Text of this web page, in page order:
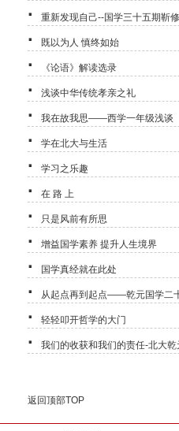
· 重新发现自己--国学三十五期靳
· 既以为人 慎终如始
· 《论语》解读选录
· 浅谈中华传统孝亲之礼
· 我在故我思——西学一年级浅谈
· 学在北大与生活
· 学习之乐趣
· 在 路 上
· 只是风前有所思
· 增益国学素养 提升人生境界
· 国学真经就在此处
· 从起点再到起点——乾元国学二
· 轻轻叩开哲学的大门
· 我们的收获和我们的责任-北大
返回顶部TOP